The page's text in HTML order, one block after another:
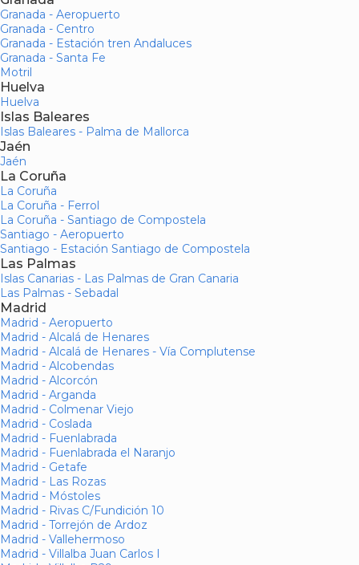
Granada - Aeropuerto
Granada - Centro
Granada - Estación tren Andaluces
Granada - Santa Fe
Motril
Huelva
Huelva
Islas Baleares
Islas Baleares - Palma de Mallorca
Jaén
Jaén
La Coruña
La Coruña
La Coruña - Ferrol
La Coruña - Santiago de Compostela
Santiago - Aeropuerto
Santiago - Estación Santiago de Compostela
Las Palmas
Islas Canarias - Las Palmas de Gran Canaria
Las Palmas - Sebadal
Madrid
Madrid - Aeropuerto
Madrid - Alcalá de Henares
Madrid - Alcalá de Henares - Vía Complutense
Madrid - Alcobendas
Madrid - Alcorcón
Madrid - Arganda
Madrid - Colmenar Viejo
Madrid - Coslada
Madrid - Fuenlabrada
Madrid - Fuenlabrada el Naranjo
Madrid - Getafe
Madrid - Las Rozas
Madrid - Móstoles
Madrid - Rivas C/Fundición 10
Madrid - Torrejón de Ardoz
Madrid - Vallehermoso
Madrid - Villalba Juan Carlos I